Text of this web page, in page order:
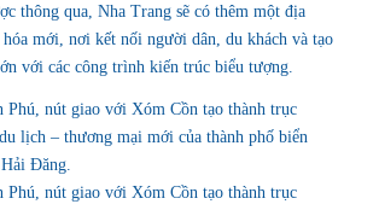
thông qua, Nha Trang sẽ có thêm một địa
mới, nơi kết nối người dân, du khách và tạo
với các công trình kiến trúc biểu tượng.
Phú, nút giao với Xóm Cồn tạo thành trục
lịch – thương mại mới của thành phố biển
Đăng.
Phú, nút giao với Xóm Cồn tạo thành trục